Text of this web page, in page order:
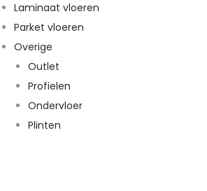
Laminaat vloeren
Parket vloeren
Overige
Outlet
Profielen
Ondervloer
Plinten